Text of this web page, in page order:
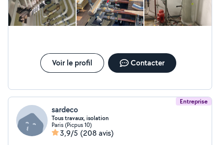
Voir le profil Contacter
Entreprise
sardeco
Tous travaux, isolation
Paris (Picpus 10)
3,9/5 (208 avis)